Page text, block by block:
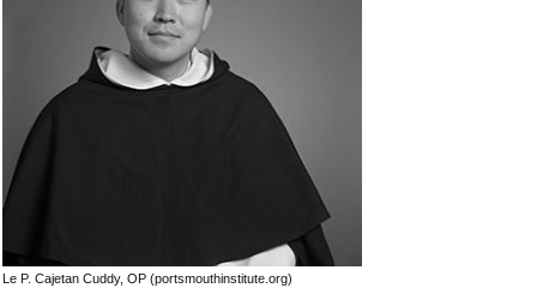
Le P. Cajetan Cuddy, OP (portsmouthinstitute.org)